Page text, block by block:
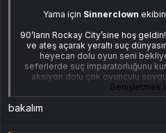
Yama için Sinnerclown
90’ların Rockay City’sine hoş
ve ateş açarak yeraltı suç
heyecan dolu oyun seni
seferlerde suç imparatorluğunu
aksiyon dolu çok oyunculu
kurarak büyük
Soygunları başarıyla
Genişletmek
bakalım